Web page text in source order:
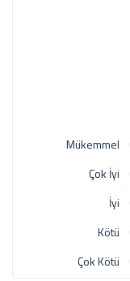
Mükemmel
Çok İyi
İyi
Kötü
Çok Kötü